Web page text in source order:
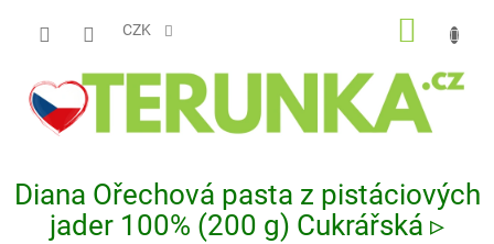
CZK
Diana Ořechová pasta z pistáciových
jader 100% (200 g) Cukrářská ▹